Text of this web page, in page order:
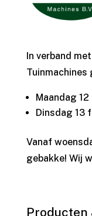
In verband
Tuinmachines
Maandag
Dinsdag 13
Vanaf
gebakke! Wij
Producten